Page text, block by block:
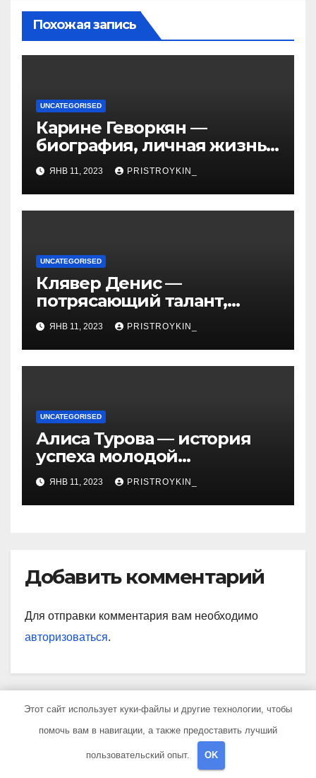
Похожая запись
UNCATEGORISED
Карине Геворкян —
биография, личная жизнь
и факты из Википедии —
детали о жизни и карьере
известной актрисы
ЯНВ 11, 2023 PRISTROYKIN_
UNCATEGORISED
Клявер Денис —
потрясающий талант,
захватывающий сердца
миллионов слушателей —
узнайте обо всем, что
нужно знать о его
жизни!
ЯНВ 11, 2023 PRISTROYKIN_
UNCATEGORISED
Алиса Турова — история
успеха молодой
предпринимательницы,
которая покорила бизнес-
мир своим уникальным
ЯНВ 11, 2023 PRISTROYKIN_
Добавить комментарий
Для отправки комментария вам необходимо
авторизоваться.
Этот сайт использует куки-файлы и другие технологии, чтобы
помочь вам в навигации, а также предоставить лучший
пользовательский опыт. OK